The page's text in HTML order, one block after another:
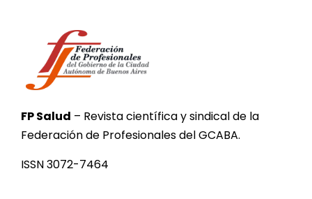
FP Salud – Revista científica y sindical de la
Federación de Profesionales del GCABA.
ISSN 3072-7464